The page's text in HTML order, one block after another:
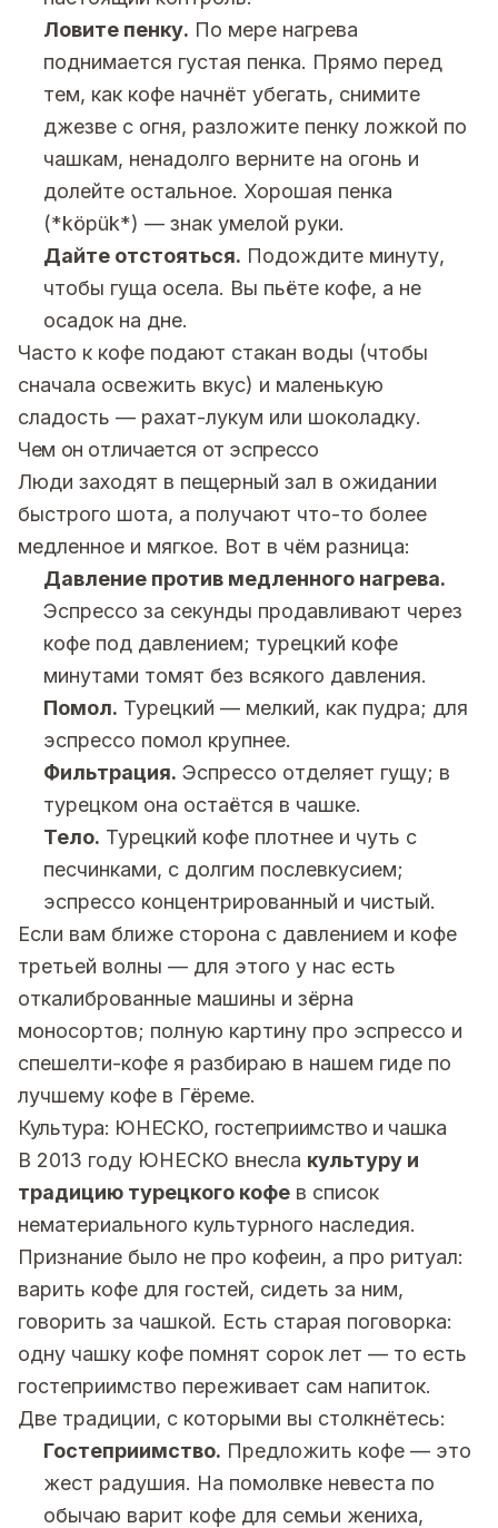
Ловите пенку. По мере нагрева
поднимается густая пенка. Прямо перед
тем, как кофе начнёт убегать, снимите
джезве с огня, разложите пенку ложкой по
чашкам, ненадолго верните на огонь и
долейте остальное. Хорошая пенка
(*köpük*) — знак умелой руки.
Дайте отстояться. Подождите минуту,
чтобы гуща осела. Вы пьёте кофе, а не
осадок на дне.
Часто к кофе подают стакан воды (чтобы
сначала освежить вкус) и маленькую
сладость — рахат-лукум или шоколадку.
Чем он отличается от эспрессо
Люди заходят в пещерный зал в ожидании
быстрого шота, а получают что-то более
медленное и мягкое. Вот в чём разница:
Давление против медленного нагрева.
Эспрессо за секунды продавливают через
кофе под давлением; турецкий кофе
минутами томят без всякого давления.
Помол. Турецкий — мелкий, как пудра; для
эспрессо помол крупнее.
Фильтрация. Эспрессо отделяет гущу; в
турецком она остаётся в чашке.
Тело. Турецкий кофе плотнее и чуть с
песчинками, с долгим послевкусием;
эспрессо концентрированный и чистый.
Если вам ближе сторона с давлением и кофе
третьей волны — для этого у нас есть
откалиброванные машины и зёрна
моносортов; полную картину про эспрессо и
спешелти-кофе я разбираю в нашем гиде по
лучшему кофе в Гёреме.
Культура: ЮНЕСКО, гостеприимство и чашка
В 2013 году ЮНЕСКО внесла культуру и
традицию турецкого кофе в список
нематериального культурного наследия.
Признание было не про кофеин, а про ритуал:
варить кофе для гостей, сидеть за ним,
говорить за чашкой. Есть старая поговорка:
одну чашку кофе помнят сорок лет — то есть
гостеприимство переживает сам напиток.
Две традиции, с которыми вы столкнётесь:
Гостеприимство. Предложить кофе — это
жест радушия. На помолвке невеста по
обычаю варит кофе для семьи жениха,